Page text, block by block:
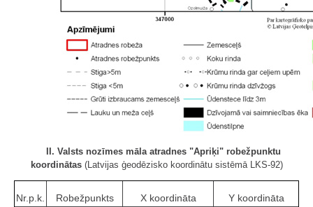
II. Valsts nozīmes māla atradnes "Apriķi" robežpunktu
koordinātas(Latvijas ģeodēzisko koordinātu sistēmā LKS-92)
Nr.p.k. Robežpunkts X koordināta
Y koordināta